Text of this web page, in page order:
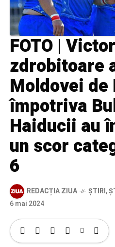
FOTO |
zdrobitoare
Moldovei de
împotriva
Haiducii au
un scor
6
REDACȚIA ZIUA ȘTIRI,
6 mai 2024